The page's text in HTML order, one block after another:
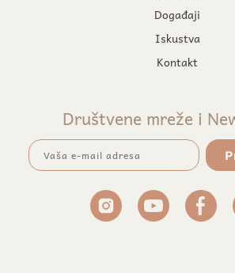
Događaji
Iskustva
Kontakt
Društvene mreže i